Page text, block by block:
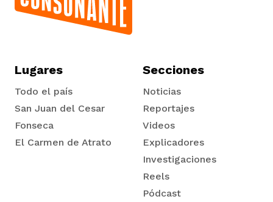
Lugares
Todo el país
San Juan del Cesar
Fonseca
El Carmen de Atrato
Secciones
Noticias
Reportajes
Videos
Explicadores
Investigaciones
Reels
Pódcast